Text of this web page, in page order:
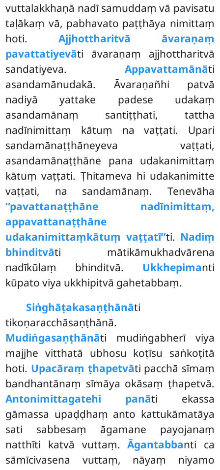
vuttalakkhaṇā nadī samuddaṃ vā pavisatu
taḷākaṃ vā, pabhavato paṭṭhāya nimittaṃ
hoti. Ajjhottharitvā āvaraṇaṃ
pavattatiyevāti āvaraṇaṃ ajjhottharitvā
sandatiyeva. Appavattamānāti
asandamānudakā. Āvaraṇañhi patvā
nadiyā yattake padese udakaṃ
asandamānaṃ santiṭṭhati, tattha
nadīnimittaṃ kātuṃ na vaṭṭati. Upari
sandamānaṭṭhāneyeva vaṭṭati,
asandamānaṭṭhāne pana udakanimittaṃ
kātuṃ vaṭṭati. Ṭhitameva hi udakanimitte
vaṭṭati, na sandamānaṃ. Tenevāha
‘‘pavattanaṭṭhāne nadīnimittaṃ,
appavattanaṭṭhāne
udakanimittaṃkātuṃ vaṭṭatī’’ti. Nadiṃ
bhinditvāti mātikāmukhadvārena
nadīkūlaṃ bhinditvā. Ukkhepimanti
kūpato viya ukkhipitvā gahetabbaṃ.
Siṅghāṭakasaṇṭhānāti
tikoṇaracchāsaṇṭhānā.
Mudiṅgasaṇṭhānāti mudiṅgabherī viya
majjhe vitthatā ubhosu koṭīsu saṅkoṭitā
hoti. Upacāraṃ ṭhapetvāti pacchā sīmaṃ
bandhantānaṃ sīmāya okāsaṃ ṭhapetvā.
Antonimittagatehi panāti ekassa
gāmassa upaḍḍhaṃ anto kattukāmatāya
sati sabbesaṃ āgamane payojanaṃ
natthīti katvā vuttaṃ.Āgantabbanti ca
sāmīcivasena vuttaṃ, nāyaṃ niyamo